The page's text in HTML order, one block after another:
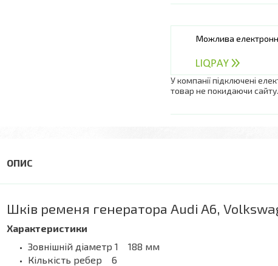
У компанії підключені
товар не покидаючи сайту.
Шків ременя генератора Audi A6,
Характеристики
Зовнішній діаметр 1 188 мм
Кількість ребер 6